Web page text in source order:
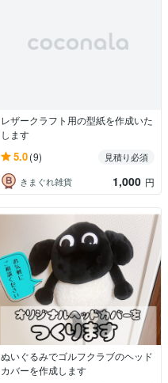
レザークラフト用の型紙を作成いた
します
5.0(9)
見積り必須
きまぐれ雑貨
1,000 円
ぬいぐるみでゴルフクラブのヘッド
カバーを作成します